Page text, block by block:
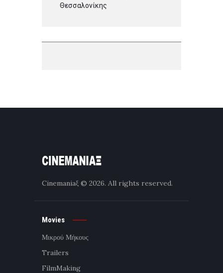
Θεσσαλονίκης
Cinemaniaξ © 2026. All rights reserved.
Movies
Μικρού Μήκους
Trailers
FilmMaking